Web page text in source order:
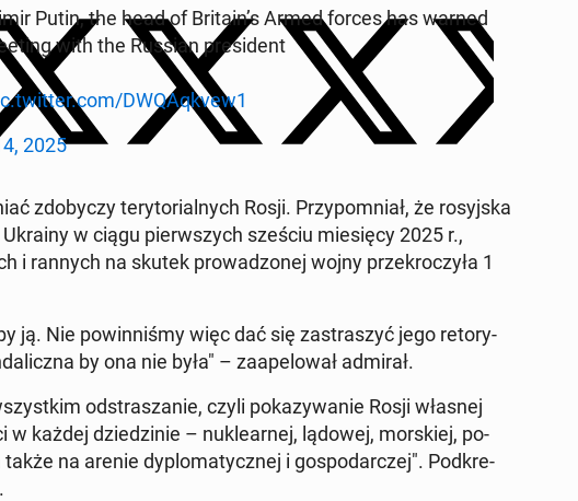
Putin, the head of Britain’s Armed forces has warned
with the Russian pre­si­dent
DWQA­qkvew1
2025
zdo­by­czy te­ry­to­rial­nych Rosji. Przy­po­mniał, że ro­syj­ska
w ciągu pierw­szych sześciu mie­się­cy 2025 r.,
i rannych na skutek pro­wa­dzo­nej wojny prze­kro­czy­ła 1
ją. Nie po­win­ni­śmy więc dać się za­stra­szyć jego re­to­ry­
by ona nie była" – za­ape­lo­wał admirał.
od­stra­sza­nie, czyli po­ka­zy­wa­nie Rosji własnej
w każdej dzie­dzi­nie – nu­kle­ar­nej, lądowej, mor­skiej, po­
na arenie dy­plo­ma­tycz­nej i go­spo­dar­czej". Pod­kre­